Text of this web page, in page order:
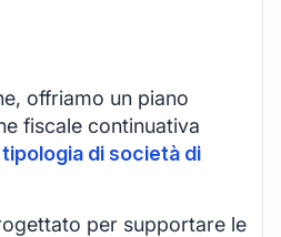
offriamo un piano
fiscale continuativa
tipologia di società di
per supportare le